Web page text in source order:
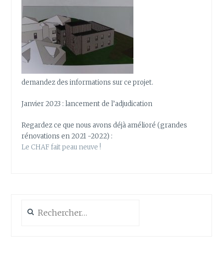
demandez des informations sur ce projet.
Janvier 2023 : lancement de l’adjudication
Regardez ce que nous avons déjà amélioré (grandes
rénovations en 2021 -2022) :
Le CHAF fait peau neuve !